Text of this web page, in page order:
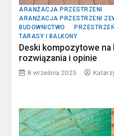
ARANŻACJA PRZESTRZENI
ARANŻACJA PRZESTRZENI
BUDOWNICTWO
TARASY I BALKONY
Deski kompozytowe
rozwiązania i opinie
8 września 2025